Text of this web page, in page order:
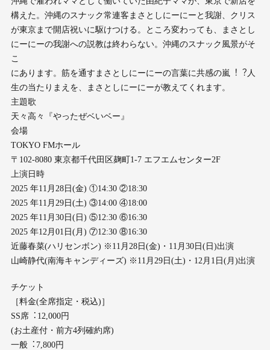
構えた。沖縄のスナック常連客まさとしにーにーと我謝、クリス
が東京まで開店祝いに駆けつける。ところ変わっても、まさとし
にーにーの我謝への説教は終わらない。沖縄のスナック⾵景がそ
こ
にあります。筋を通すまさとしにーにーの⾔葉に共感の嵐︕︖⼈
⽣の当たりまえを、まさとしにーにーが教えてくれます。
主題歌
天々⾼々『やったぜベいベー』
会場
TOKYO FMホール
〒102-8080 東京都千代⽥区麹町1-7 エフエムセンター2F
上演⽇時
2025 年11⽉28⽇(⾦) ①14:30 ②18:30
2025 年11⽉29⽇(⼟) ③14:00 ④18:00
2025 年11⽉30⽇(⽇) ⑤12:30 ⑥16:30
2025 年12⽉01⽇(⽉) ⑦12:30 ⑧16:30
近藤春菜(ハリセンボン) ※11⽉28⽇(⾦)・11⽉30⽇(⽇)出演
⼭崎静代(南海キャンディーズ) ※11⽉29⽇(⼟)・12⽉1⽇(⽉)出演
チケット
［料⾦(全席指定・税込)］
SS席︓12,000円
(お⼟産付・前⽅4列確約席)
⼀般︓7,800円